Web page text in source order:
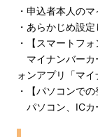
・申込者本人の
・あらかじめ設
・【スマートフォ
マイナンバーカ
ォンアプリ「マ
・【パソコンでの
パソコン、ICカ